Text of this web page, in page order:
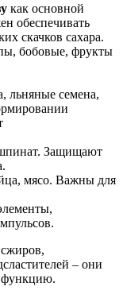
как основной
обеспечивать
скачков сахара.
бобовые, фрукты
льняные семена,
Защищают
мясо. Важны для
– они
функцию.